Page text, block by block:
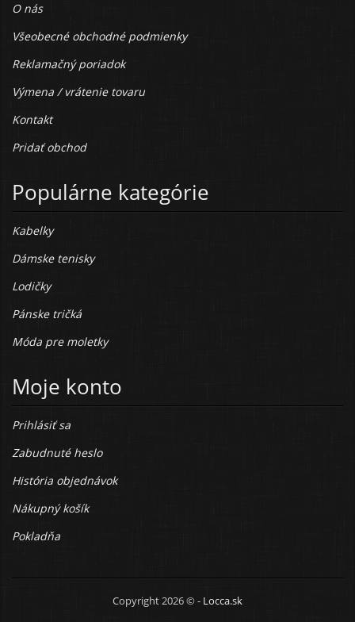
O nás
Všeobecné obchodné podmienky
Reklamačný poriadok
Výmena / vrátenie tovaru
Kontakt
Pridať obchod
Populárne kategórie
Kabelky
Dámske tenisky
Lodičky
Pánske tričká
Móda pre moletky
Moje konto
Prihlásiť sa
Zabudnuté heslo
História objednávok
Nákupný košík
Pokladňa
Copyright 2026 © - Locca.sk